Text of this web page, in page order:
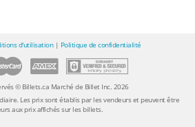
d'utilisation| Politique de confidentialité
© Billets.ca Marché de Billet Inc. 2026
Les prix sont établis par les vendeurs et peuvent être
aux prix affichés sur les billets.